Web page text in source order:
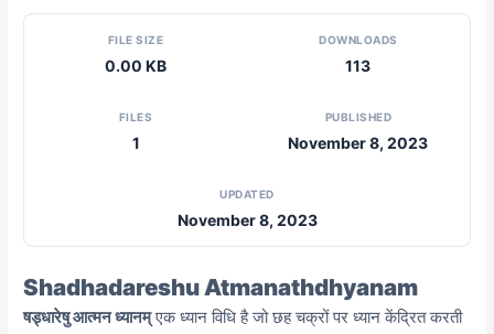
FILE SIZE
0.00 KB
DOWNLOADS
113
FILES
1
PUBLISHED
November 8, 2023
UPDATED
November 8, 2023
Shadhadareshu Atmanathdhyanam
षड्धारेषु आत्मन ध्यानम्एक ध्यान विधि है जो छह चक्रों पर ध्यान केंद्रित करती